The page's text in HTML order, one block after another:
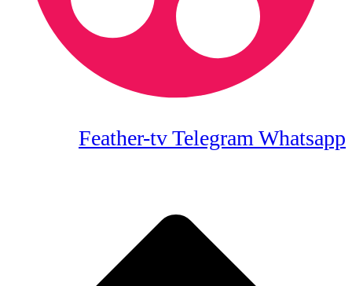
Feather-tvTelegram Whatsapp